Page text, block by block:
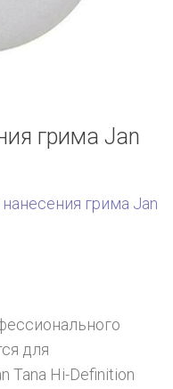
грима Jan
грима Jan
для
Tana Hi-Definition